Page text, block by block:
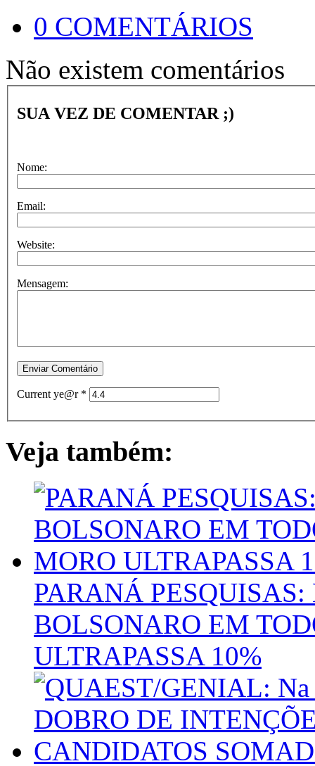
0 COMENTÁRIOS
Não existem comentários
SUA VEZ DE COMENTAR ;)
Nome:
Email:
Website:
Mensagem:
Current ye@r *
Veja também:
PARANÁ
BOLSONARO EM
ULTRAPASSA 10%